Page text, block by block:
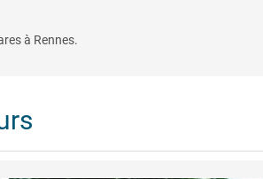
à Rennes.